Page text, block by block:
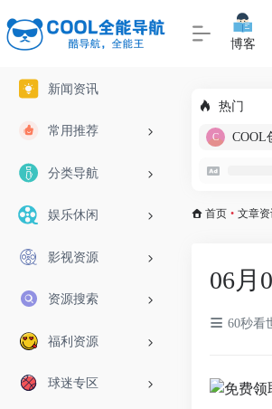
新闻资讯
常用推荐
分类导航
娱乐休闲
影视资源
资源搜索
福利资源
球迷专区
博客
热门
COOL
首页 • 文章
06月
60秒看